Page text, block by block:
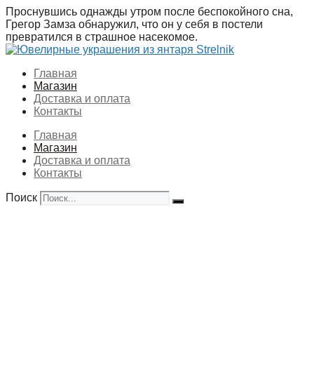
Перейти
к
содержимому
Проснувшись однажды утром после беспокойного сна,
Грегор Замза обнаружил, что он у себя в постели
превратился в страшное насекомое.
Главная
Магазин
Доставка и оплата
Контакты
Главная
Магазин
Доставка и оплата
Контакты
Поиск